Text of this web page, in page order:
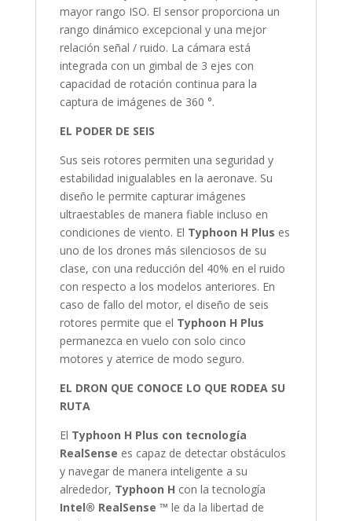
mayor rango ISO. El sensor proporciona un
rango dinámico excepcional y una mejor
relación señal / ruido. La cámara está
integrada con un gimbal de 3 ejes con
capacidad de rotación continua para la
captura de imágenes de 360 °.
EL PODER DE SEIS
Sus seis rotores permiten una seguridad y
estabilidad inigualables en la aeronave. Su
diseño le permite capturar imágenes
ultraestables de manera fiable incluso en
condiciones de viento. El Typhoon H Plus es
uno de los drones más silenciosos de su
clase, con una reducción del 40% en el ruido
con respecto a los modelos anteriores. En
caso de fallo del motor, el diseño de seis
rotores permite que el Typhoon H Plus
permanezca en vuelo con solo cinco
motores y aterrice de modo seguro.
EL DRON QUE CONOCE LO QUE RODEA SU
RUTA
El Typhoon H Plus con tecnología
RealSense es capaz de detectar obstáculos
y navegar de manera inteligente a su
alrededor, Typhoon H con la tecnología
Intel® RealSense ™ le da la libertad de